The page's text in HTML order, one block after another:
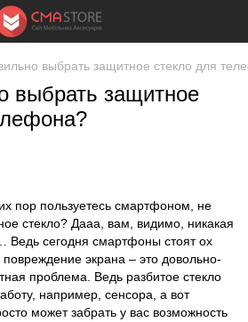
выбрать защитное стекло для
выбрать защитное
пор пользуетесь смартфоном, не
стекло? Дааа, вам, видимо, никакая
Ведь сегодня смартфоны стоят ох
экрана – это довольно-
проблема. Ведь разбитое стекло
например, сенсора, а вот
может забрать у вас возможность